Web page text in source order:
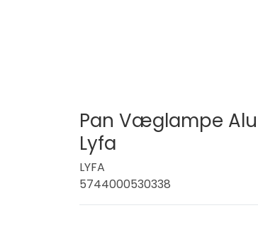
Pan Væglampe
Lyfa
LYFA
5744000530338